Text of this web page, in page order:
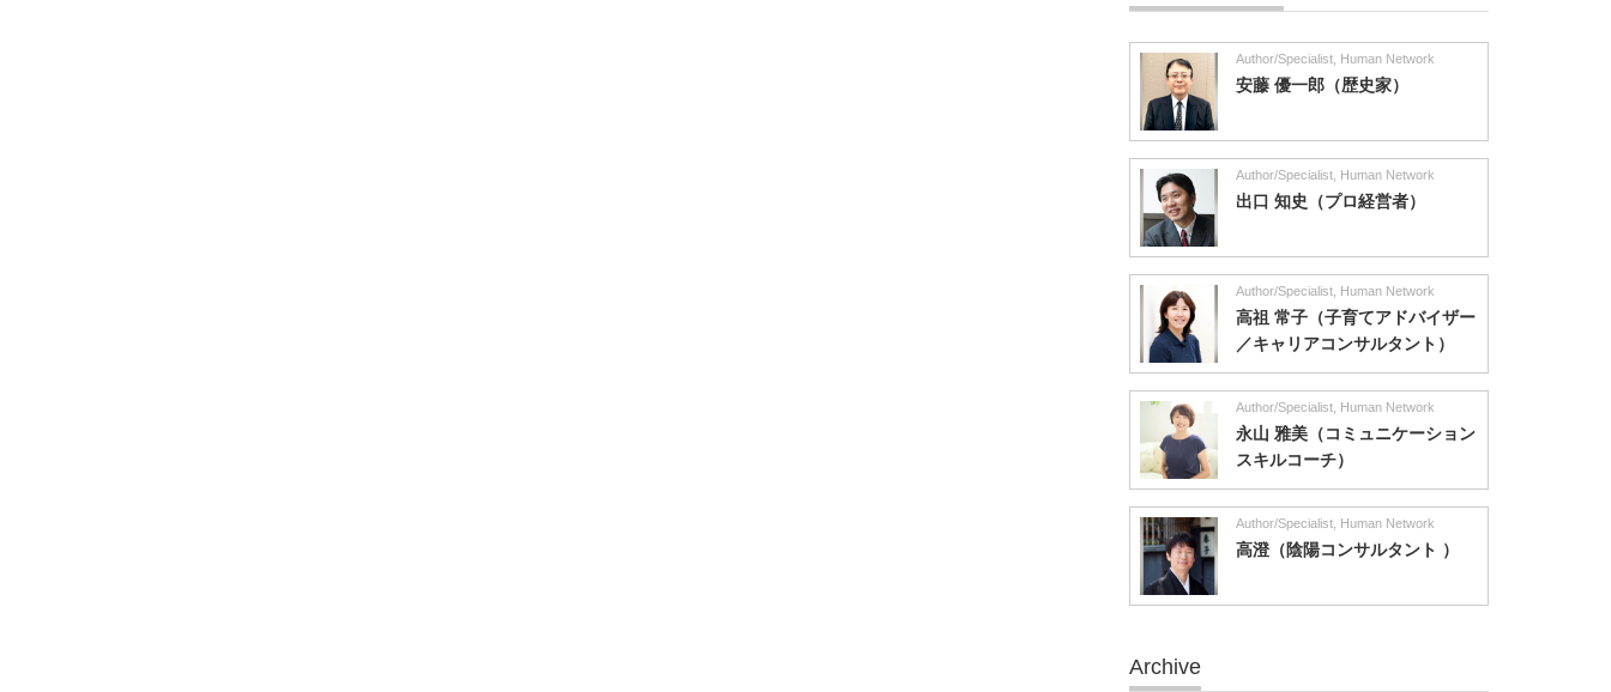
Author/Specialist Human Network
安藤 優一郎（歴史家）
Author/Specialist Human Network
出口 知史（プロ経営者）
Author/Specialist Human Network
高祖 常子（子育てアドバイザー
／キャリアコンサルタント）
Author/Specialist Human Network
永山 雅美（コミュニケーション
スキルコーチ）
Author/Specialist Human Network
高澄（陰陽コンサルタント ）
Archive